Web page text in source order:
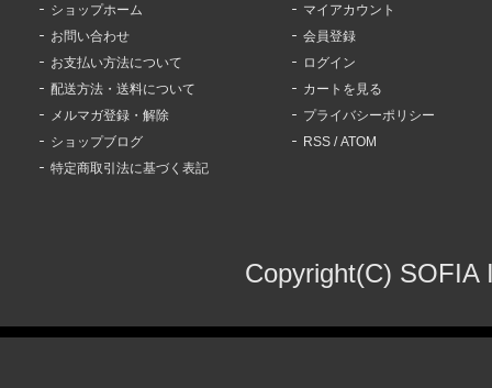
ショップホーム
お問い合わせ
お支払い方法について
配送方法・送料について
メルマガ登録・解除
ショップブログ
特定商取引法に基づく表記
マイアカウント
会員登録
ログイン
カートを見る
プライバシーポリシー
RSS /ATOM
Copyright(C) SOFIA